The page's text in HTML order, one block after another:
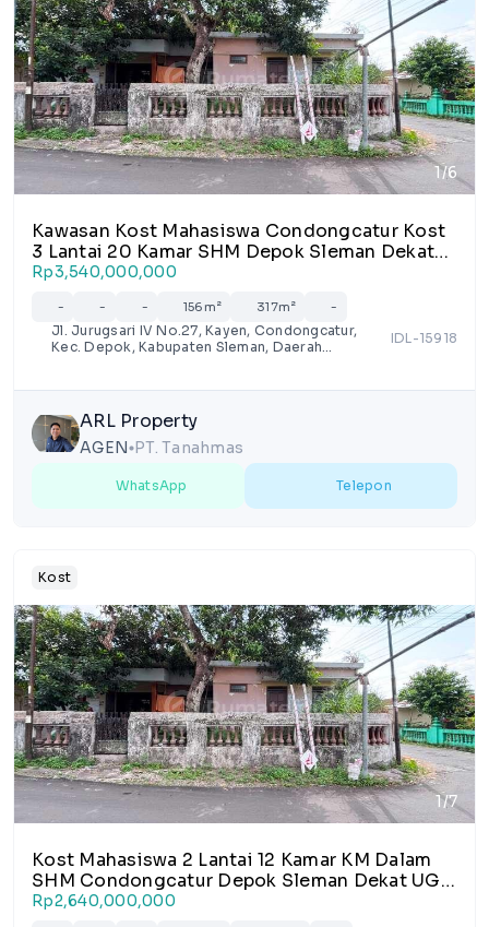
1/6
Kawasan Kost Mahasiswa Condongcatur Kost
3 Lantai 20 Kamar SHM Depok Sleman Dekat
UGM Pakuwon Mall Jogja
Rp3,540,000,000
- - - 156m² 317m² -
Jl. Jurugsari IV No.27, Kayen, Condongcatur,
Kec. Depok, Kabupaten Sleman, Daerah
IDL-15918
ARL Property
AGEN lens PT. Tanahmas
WhatsApp Telepon
Kost
1/7
Kost Mahasiswa 2 Lantai 12 Kamar KM Dalam
SHM Condongcatur Depok Sleman Dekat UGM
Pakuwon Mall Jogja
Rp2,640,000,000